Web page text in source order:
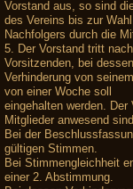
Vorstand aus, so sind
des Vereins bis zur
Nachfolgers durch die
5. Der Vorstand tritt
Vorsitzenden, bei dessen
Verhinderung von
von einer Woche soll
eingehalten werden.
Mitglieder anwesend
Bei der
gültigen Stimmen.
Bei Stimmengleichheit
einer 2. Abstimmung.